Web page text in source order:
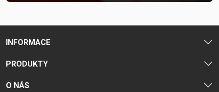
INFORMACE
PRODUKTY
O NÁS